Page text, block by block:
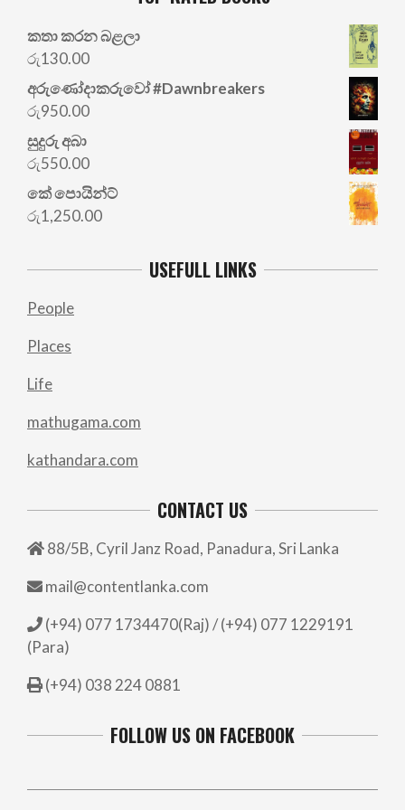
කතා කරන බළලා
රු130.00
අරු‍ණෝදාකරුවෝ #Dawnbreakers
රු950.00
සුදුරු අබා
රු550.00
කේ පොයින්ට්
රු1,250.00
USEFULL LINKS
People
Places
Life
mathugama.com
kathandara.com
CONTACT US
88/5B, Cyril Janz Road, Panadura, Sri Lanka
mail@contentlanka.com
(+94) 077 1734470(Raj) / (+94) 077 1229191
(Para)
(+94) 038 224 0881
FOLLOW US ON FACEBOOK